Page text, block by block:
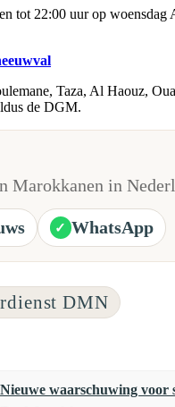
tot 22:00 uur op
Taza, Al Haouz,
de DGM.
Marokkanen in
✓ WhatsApp
DMN
Nieuwe waarschuwing voor